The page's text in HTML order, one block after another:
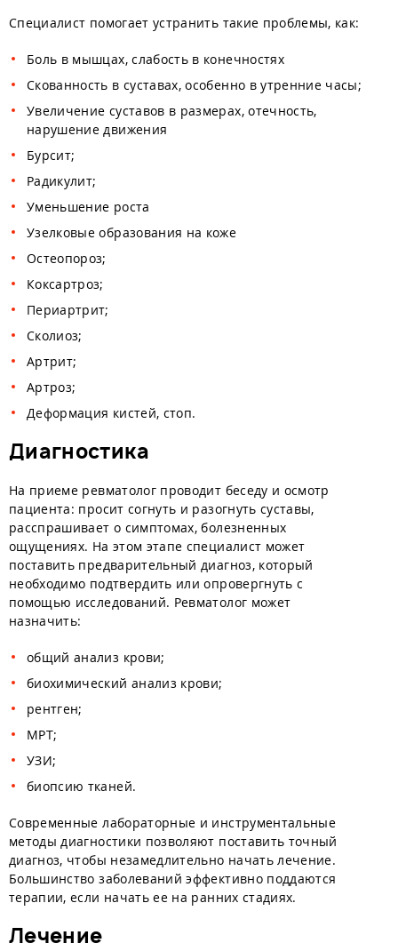
Специалист помогает устранить такие проблемы, как:
Боль в мышцах, слабость в конечностях
Скованность в суставах, особенно в утренние часы;
Увеличение суставов в размерах, отечность,
нарушение движения
Бурсит;
Радикулит;
Уменьшение роста
Узелковые образования на коже
Остеопороз;
Коксартроз;
Периартрит;
Сколиоз;
Артрит;
Артроз;
Деформация кистей, стоп.
Диагностика
На приеме ревматолог проводит беседу и осмотр
пациента: просит согнуть и разогнуть суставы,
расспрашивает о симптомах, болезненных
ощущениях. На этом этапе специалист может
поставить предварительный диагноз, который
необходимо подтвердить или опровергнуть с
помощью исследований. Ревматолог может
назначить:
общий анализ крови;
биохимический анализ крови;
рентген;
МРТ;
УЗИ;
биопсию тканей.
Современные лабораторные и инструментальные
методы диагностики позволяют поставить точный
диагноз, чтобы незамедлительно начать лечение.
Большинство заболеваний эффективно поддаются
терапии, если начать ее на ранних стадиях.
Лечение